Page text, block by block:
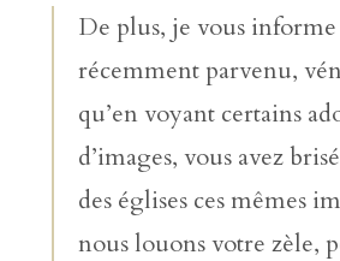
De plus, je vous informe
récemment parvenu,
qu’en voyant certains
d’images, vous avez
des églises ces mêmes
nous louons votre zèle,